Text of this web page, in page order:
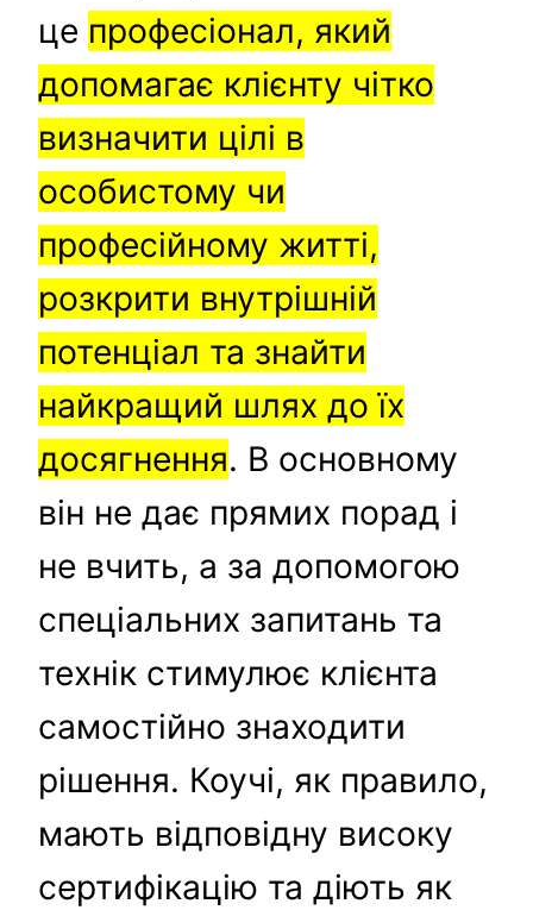
це професіонал, який
допомагає клієнту чітко
визначити цілі в
особистому чи
професійному житті,
розкрити внутрішній
потенціал та знайти
найкращий шлях до їх
досягнення. В основному
він не дає прямих порад і
не вчить, а за допомогою
спеціальних запитань та
технік стимулює клієнта
самостійно знаходити
рішення. Коучі, як правило,
мають відповідну високу
сертифікацію та діють як